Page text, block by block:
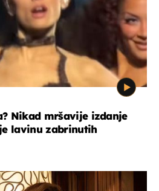
Nikad mršavije izdanje
lavinu zabrinutih